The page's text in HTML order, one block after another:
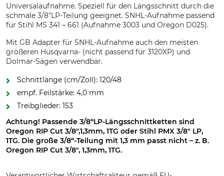
Universalaufnahme. Speziell für den Längsschnitt durch die
schmale 3/8"LP-Teilung geeignet. SNHL-Aufnahme passend
für Stihl MS 341 – 661 (Aufnahme 3003 und Oregon D025).
Mit GB Adapter für SNHL-Aufnahme auch den meisten
größeren Husqvarna- (nicht passend für 3120XP) und
Dolmar-Sägen verwendbar.
Schnittlänge (cm/Zoll): 120/48
empf. Feilstärke: 4,0 mm
Treibglieder: 153
Achtung! Passende 3/8“LP-Längsschnittketten sind
Oregon RIP Cut 3/8",1,3mm, 1TG oder Stihl PMX 3/8" LP,
1TG. Die große 3/8“-Teilung mit 1,3 mm passt nicht – z. B.
Oregon RIP Cut 3/8", 1,3mm, 1TG.